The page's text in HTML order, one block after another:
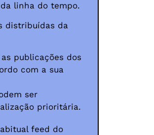
linha do tempo.
distribuídas da
publicações dos
com a sua
ser
prioritária.
feed do